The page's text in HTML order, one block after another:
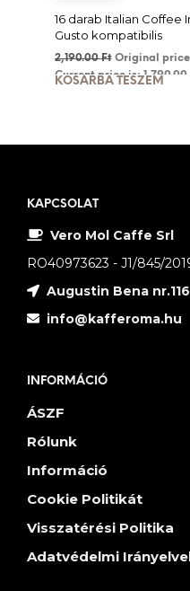
16 darab Italian Coffee
Gusto kompatibilis
2,190.00Ft Original price
Current price is: 1,790.00
KOSÁRBA TESZEM
KAPCSOLAT
Vero Mol Caffe Srl
RO40973623 - J1/845/
Augustin Bena
info@kafferoma.hu
INFORMÁCIÓ
ÁSZF
Rólunk
Információ
Cookie Politikát
Visszatérési Politika
Adatvédelmi